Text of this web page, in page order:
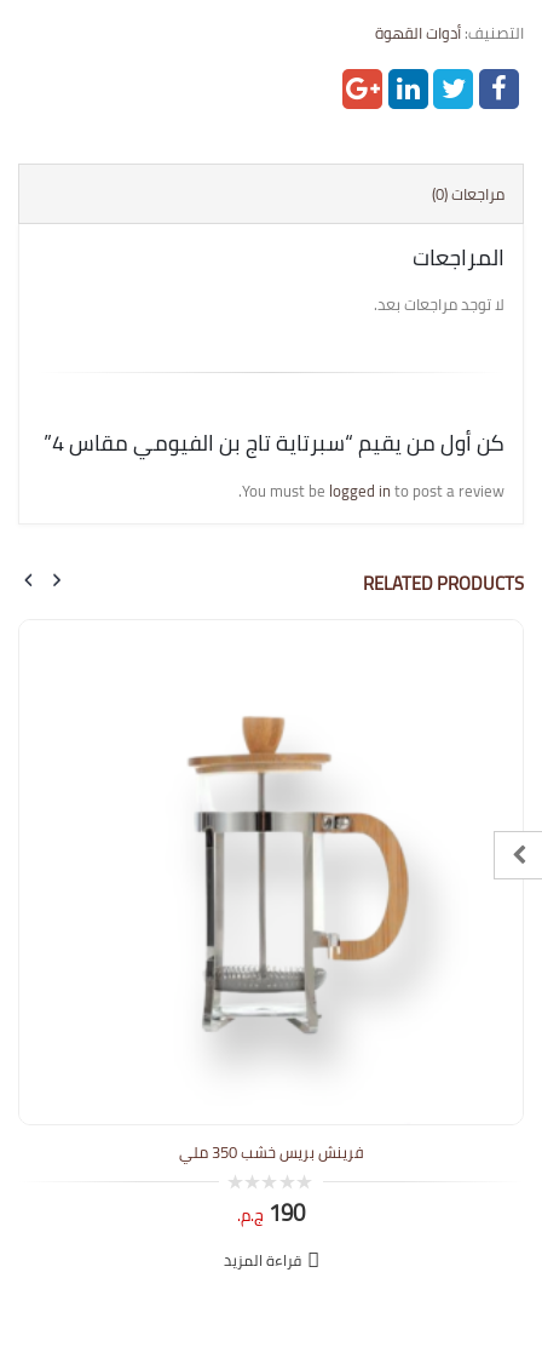
التصنيف:أدوات القهوة
مراجعات (0)
المراجعات
لا توجد مراجعات بعد.
كن أول من يقيم “سبرتاية تاج بن الفيومي مقاس 4”
You must be logged into post a review.
RELATED PRODUCTS
فرينش بريس خشب 350 ملي
out
5
190 ج.م.
قراءة المزيد